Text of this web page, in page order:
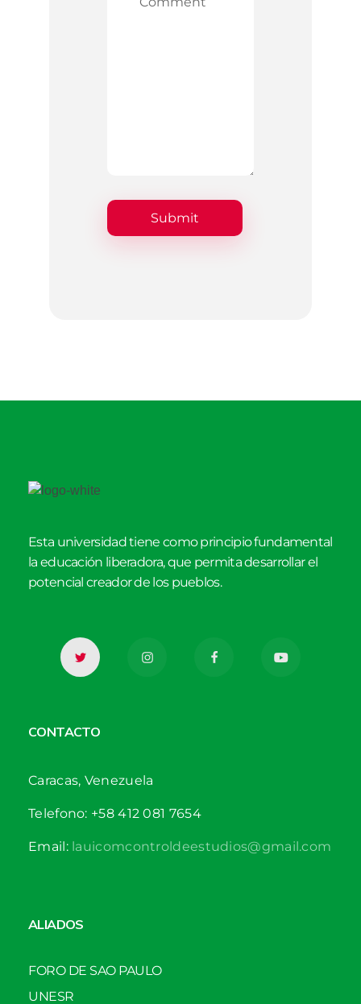
Esta universidad tiene como principio fundamental
la educación liberadora, que permita desarrollar el
potencial creador de los pueblos.
CONTACTO
Caracas, Venezuela
Telefono: +58 412 081 7654
Email:lauicomcontroldeestudios@gmail.com
ALIADOS
FORO DE SAO PAULO
UNESR